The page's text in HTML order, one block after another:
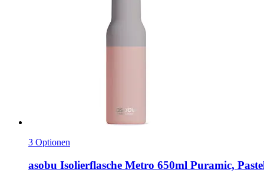
3 Optionen
asobu Isolierflasche Metro 650ml Puramic,